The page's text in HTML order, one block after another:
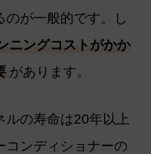
のが一般的です。し
ニングコストがかか
があります。
ルの寿命は20年以上
コンディショナーの